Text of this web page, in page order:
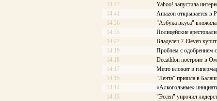
14:47
Yahoo! запустила
14:41
Amazon открывается в
14:36
"Азбука вкуса"
14:35
Полицейские
14:27
Владелец 7-Eleven
14:19
Проблем с одобрением
14:18
Decathlon построит в
14:17
Меtrо вложит в
14:15
"Лента" пришла в
14:14
«Алкогольные»
14:13
"Эссен" упрочил